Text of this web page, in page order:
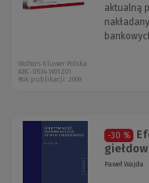
aktualną
Wolters Kluwer Polska
ABC-0534 W01Z01
Rok publikacji: 2009
-30 %
Paweł Wajda